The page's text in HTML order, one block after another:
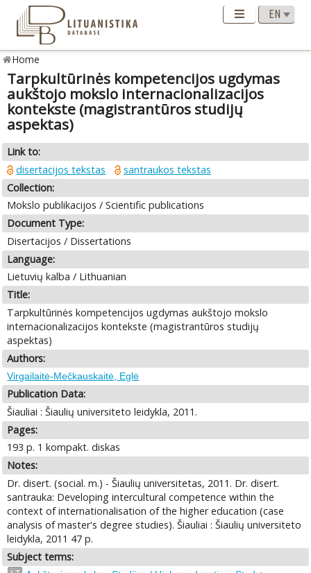
Home
Tarpkultūrinės kompetencijos ugdymas
aukštojo mokslo internacionalizacijos
kontekste (magistrantūros studijų
aspektas)
Link to:
disertacijos tekstas
santraukos tekstas
Collection:
Mokslo publikacijos / Scientific publications
Document Type:
Disertacijos / Dissertations
Language:
Lietuvių kalba / Lithuanian
Title:
Tarpkultūrinės kompetencijos ugdymas aukštojo mokslo
internacionalizacijos kontekste (magistrantūros studijų
aspektas)
Authors:
Virgailaitė-Mečkauskaitė, Eglė
Publication Data:
Šiauliai : Šiaulių universiteto leidykla, 2011.
Pages:
193 p. 1 kompakt. diskas
Notes:
Dr. disert. (social. m.) - Šiaulių universitetas, 2011. Dr. disert.
santrauka: Developing intercultural competence within the
context of internationalisation of the higher education (case
analysis of master's degree studies). Šiauliai : Šiaulių universiteto
leidykla, 2011 47 p.
Subject terms: